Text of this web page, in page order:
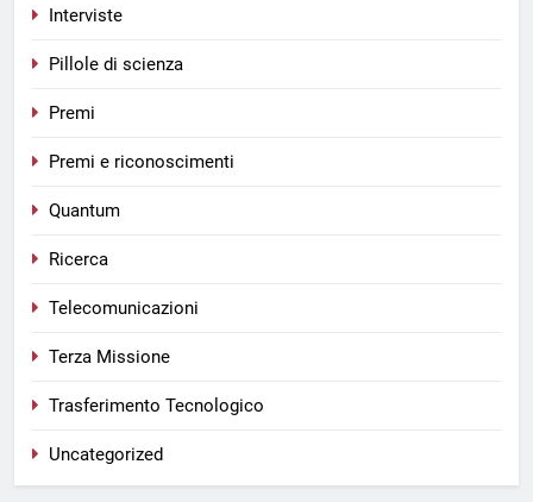
Interviste
Pillole di scienza
Premi
Premi e riconoscimenti
Quantum
Ricerca
Telecomunicazioni
Terza Missione
Trasferimento Tecnologico
Uncategorized